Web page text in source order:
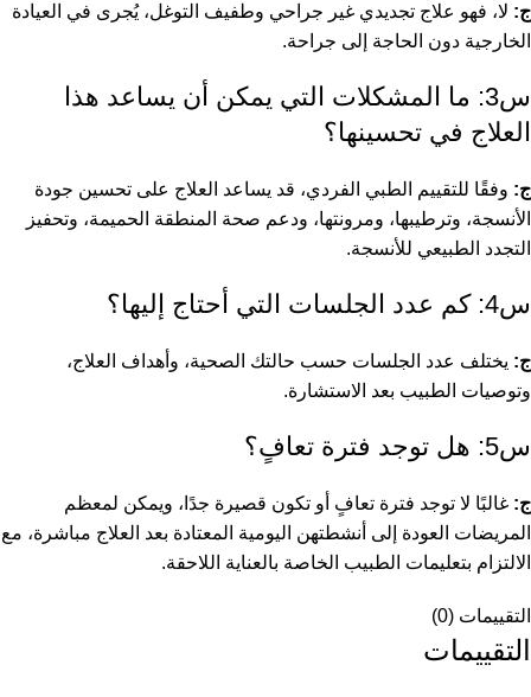
ج: لا، فهو علاج تجديدي غير جراحي وطفيف التوغل، يُجرى في العيادة
الخارجية دون الحاجة إلى جراحة.
س3: ما المشكلات التي يمكن أن يساعد هذا
العلاج في تحسينها؟
ج: وفقًا للتقييم الطبي الفردي، قد يساعد العلاج على تحسين جودة
الأنسجة، وترطيبها، ومرونتها، ودعم صحة المنطقة الحميمة، وتحفيز
التجدد الطبيعي للأنسجة.
س4: كم عدد الجلسات التي أحتاج إليها؟
ج: يختلف عدد الجلسات حسب حالتك الصحية، وأهداف العلاج،
وتوصيات الطبيب بعد الاستشارة.
س5: هل توجد فترة تعافٍ؟
ج: غالبًا لا توجد فترة تعافٍ أو تكون قصيرة جدًا، ويمكن لمعظم
المريضات العودة إلى أنشطتهن اليومية المعتادة بعد العلاج مباشرة، مع
الالتزام بتعليمات الطبيب الخاصة بالعناية اللاحقة.
التقييمات (0)
التقييمات